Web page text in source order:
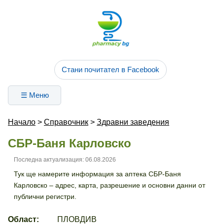
Стани почитател в Facebook
☰ Меню
Начало > Справочник > Здравни заведения
СБР-Баня Карловско
Последна актуализация: 06.08.2026
Тук ще намерите информация за аптека СБР-Баня
Карловско – адрес, карта, разрешение и основни данни от
публични регистри.
Област:
ПЛОВДИВ